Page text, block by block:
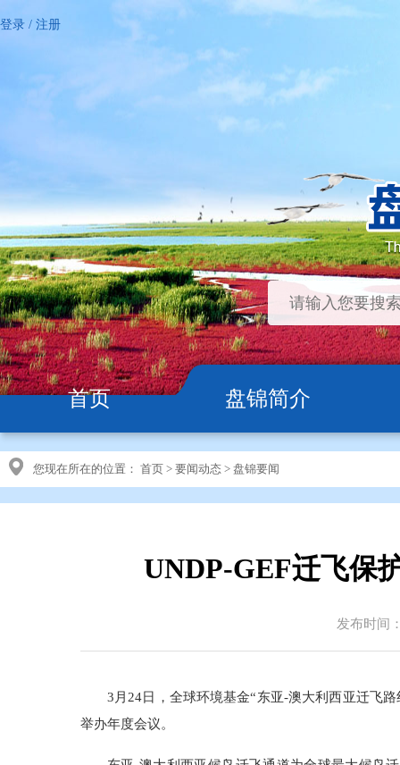
登录 / 注册
首页 盘锦简介
您现在所在的位置： 首页 > 要闻动态 > 盘锦要闻
UNDP-GEF迁飞保
发布时间
3月24日，全球环境基金“东亚-澳大利西亚迁飞
举办年度会议。